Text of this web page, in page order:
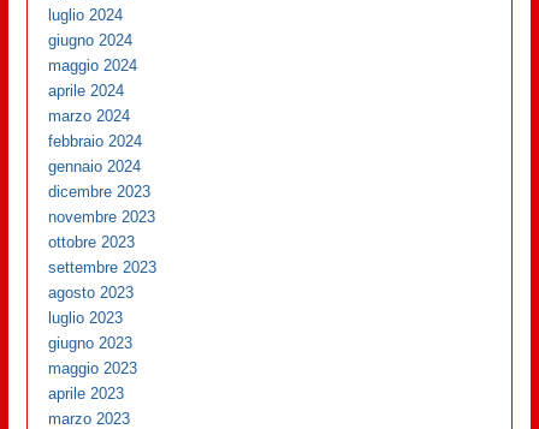
luglio 2024
giugno 2024
maggio 2024
aprile 2024
marzo 2024
febbraio 2024
gennaio 2024
dicembre 2023
novembre 2023
ottobre 2023
settembre 2023
agosto 2023
luglio 2023
giugno 2023
maggio 2023
aprile 2023
marzo 2023